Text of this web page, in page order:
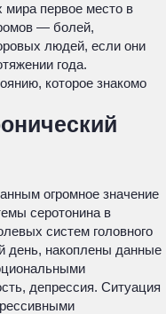
мира первое место в
— болей,
людей, если они
года.
которое знакомо
огромное значение
серотонина в
систем головного
день, накоплены данные
депрессия. Ситуация